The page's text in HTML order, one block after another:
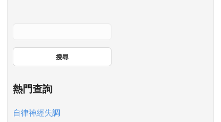
搜尋
熱門查詢
自律神經失調